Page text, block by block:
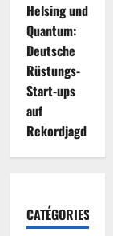
Helsing und
Quantum:
Deutsche
Rüstungs-
Start-ups
auf
Rekordjagd
CATÉGORIES